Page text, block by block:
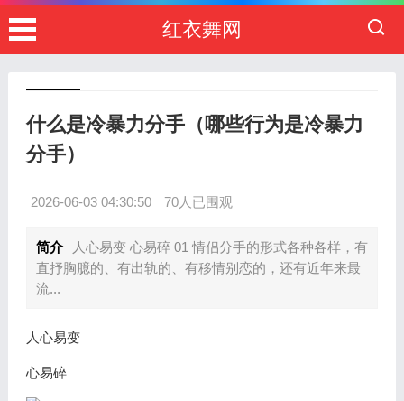
红衣舞网
什么是冷暴力分手（哪些行为是冷暴力
分手）
2026-06-03 04:30:50 70人已围观
简介
人心易变 心易碎 01 情侣分手的形式各种各样，有
直抒胸臆的、有出轨的、有移情别恋的，还有近年来最
流...
人心易变
心易碎